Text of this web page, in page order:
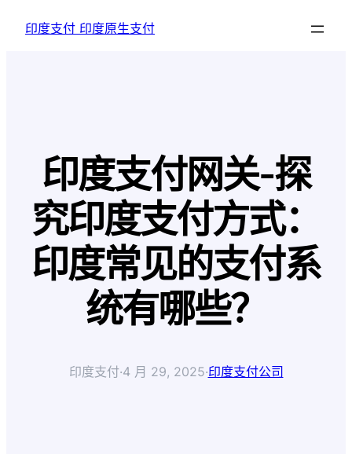
印度支付 印度原生支付
印度支付网关-探
究印度支付方式：
印度常见的支付系
统有哪些？
印度支付·4 月 29, 2025·印度支付公司